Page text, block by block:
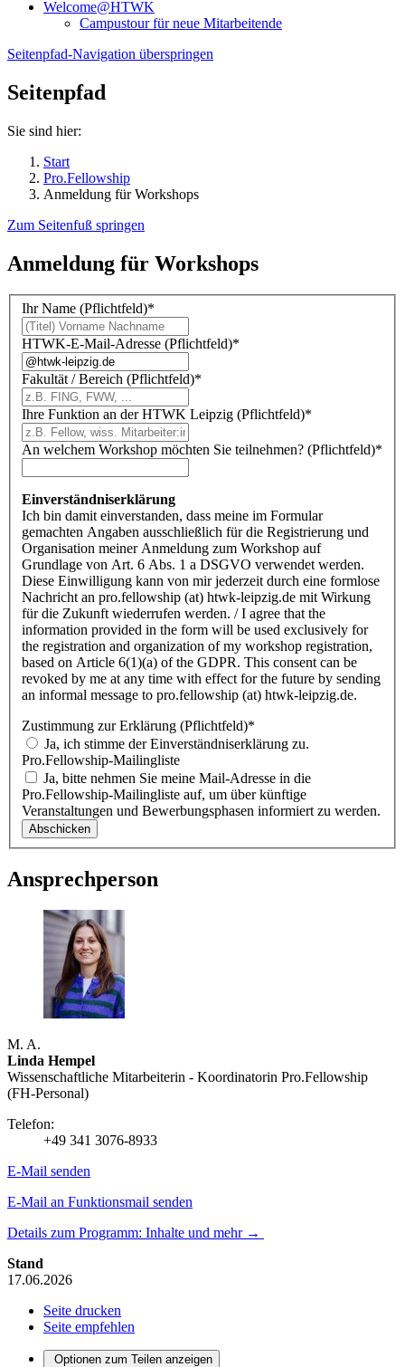
Welcome@HTWK
Campustour für neue Mitarbeitende
Seitenpfad-Navigation überspringen
Seitenpfad
Sie sind hier:
Start
Pro.Fellowship
Anmeldung für Workshops
Zum Seitenfuß springen
Anmeldung für Workshops
Ihr Name (Pflichtfeld)*
HTWK-E-Mail-Adresse (Pflichtfeld)*
Fakultät / Bereich (Pflichtfeld)*
Ihre Funktion an der HTWK Leipzig (Pflichtfeld)*
An welchem Workshop möchten Sie teilnehmen? (Pflichtfeld)*
Einverständniserklärung
Ich bin damit einverstanden, dass meine im Formular
gemachten Angaben ausschließlich für die Registrierung und
Organisation meiner Anmeldung zum Workshop auf
Grundlage von Art. 6 Abs. 1 a DSGVO verwendet werden.
Diese Einwilligung kann von mir jederzeit durch eine formlose
Nachricht an pro.fellowship (at) htwk-leipzig.de mit Wirkung
für die Zukunft wiederrufen werden. / I agree that the
information provided in the form will be used exclusively for
the registration and organization of my workshop registration,
based on Article 6(1)(a) of the GDPR. This consent can be
revoked by me at any time with effect for the future by sending
an informal message to pro.fellowship (at) htwk-leipzig.de.
Zustimmung zur Erklärung (Pflichtfeld)*
Ja, ich stimme der Einverständniserklärung zu.
Pro.Fellowship-Mailingliste
Pro.Fellowship-Mailingliste auf, um über künftige
Veranstaltungen und Bewerbungsphasen informiert zu werden.
Ansprechperson
M. A.
Linda Hempel
Wissenschaftliche Mitarbeiterin - Koordinatorin Pro.Fellowship
(FH-Personal)
Telefon:
+49 341 3076-8933
E-Mail senden
E-Mail an Funktionsmail senden
Details zum Programm: Inhalte und mehr →
Stand
17.06.2026
Seite drucken
Seite empfehlen
Optionen zum Teilen anzeigen